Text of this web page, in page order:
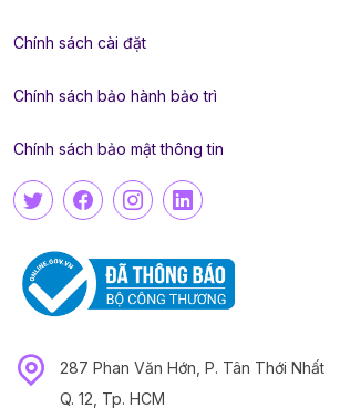
Chính sách cài đặt
Chính sách bảo hành bảo trì
Chính sách bảo mật thông tin
287 Phan Văn Hớn, P. Tân Thới Nhất
Q. 12, Tp. HCM